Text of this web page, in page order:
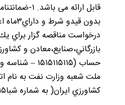
قابل ارائه
بدون
درخواست مناقصه گزار براي يك
ملت شعبه وزارت نفت به نام
كشاورزي ايران( به شماره شبا٤٦٠١٢٠٠٠٠٠٠٠٠٠١٥١٥١١٥١١٥ IR )